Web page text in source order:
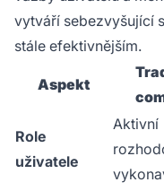
vytváří sebezvyšující
stále efektivnějším.
Aspekt
Role
uživatele
Aktivní